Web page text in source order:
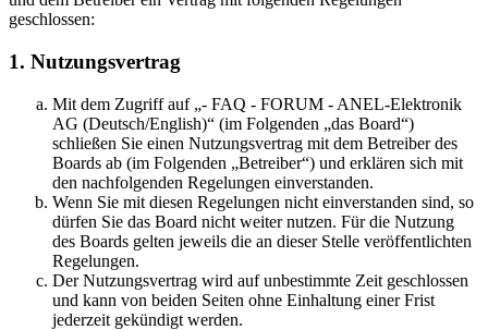
geschlossen:
1. Nutzungsvertrag
Mit dem Zugriff auf „- FAQ - FORUM - ANEL-Elektronik
AG (Deutsch/English)“ (im Folgenden „das Board“)
schließen Sie einen Nutzungsvertrag mit dem Betreiber des
Boards ab (im Folgenden „Betreiber“) und erklären sich mit
den nachfolgenden Regelungen einverstanden.
Wenn Sie mit diesen Regelungen nicht einverstanden sind, so
dürfen Sie das Board nicht weiter nutzen. Für die Nutzung
des Boards gelten jeweils die an dieser Stelle veröffentlichten
Regelungen.
Der Nutzungsvertrag wird auf unbestimmte Zeit geschlossen
und kann von beiden Seiten ohne Einhaltung einer Frist
jederzeit gekündigt werden.